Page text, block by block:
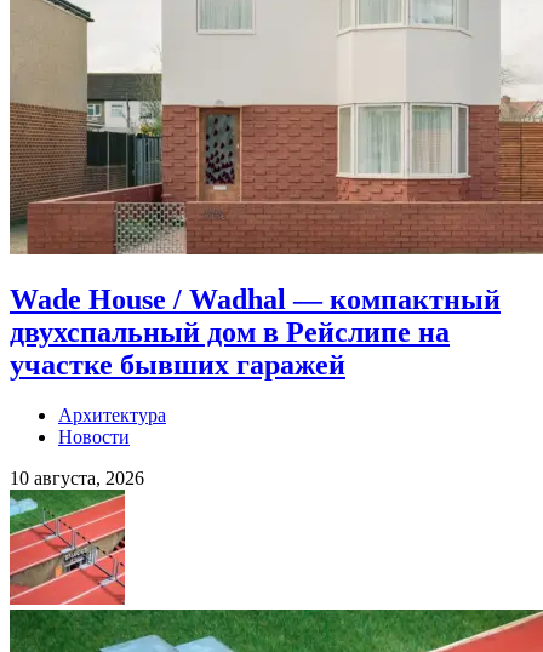
Wade House / Wadhal — компактный
двухспальный дом в Рейслипе на
участке бывших гаражей
Архитектура
Новости
10 августа, 2026